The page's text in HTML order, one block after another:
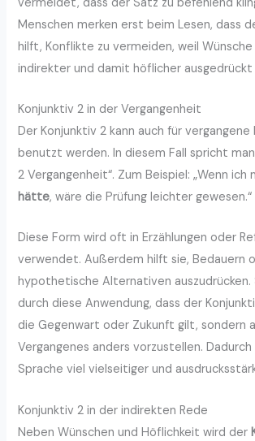
Menschen merken erst beim Lesen, dass
hilft, Konflikte zu vermeiden, weil
indirekter und damit höflicher ausgedrückt
Konjunktiv 2 in der Vergangenheit
Der Konjunktiv 2 kann auch für vergangene
benutzt werden. In diesem Fall spricht
2 Vergangenheit“. Zum Beispiel: „Wenn ich
hätte, wäre die Prüfung leichter gewesen.“
Diese Form wird oft in Erzählungen oder
verwendet. Außerdem hilft sie, Bedauern
hypothetische Alternativen auszudrücken.
durch diese Anwendung, dass der
die Gegenwart oder Zukunft gilt, sondern
Vergangenes anders vorzustellen.
Sprache viel vielseitiger und
Konjunktiv 2 in der indirekten Rede
Neben Wünschen und Höflichkeit wird der